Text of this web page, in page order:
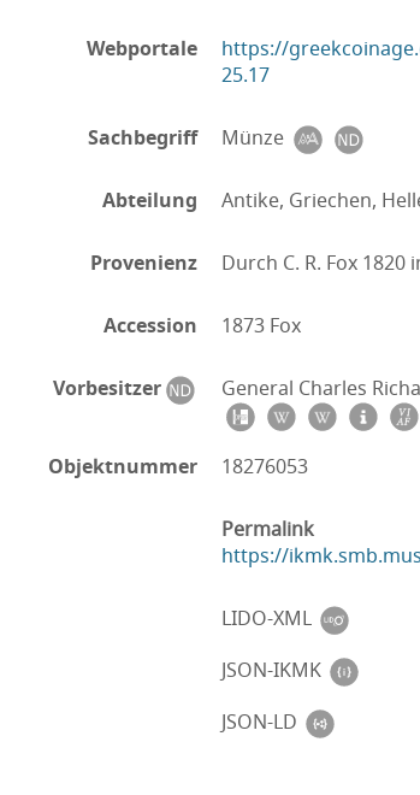
Webportale
https://
25.17
Sachbegriff Münze
Abteilung Antike, Griechen,
Provenienz Durch C. R. Fox
Accession 1873 Fox
Vorbesitzer General Charles
Objektnummer 18276053
Permalink
https://
LIDO-XML
JSON-IKMK
JSON-LD